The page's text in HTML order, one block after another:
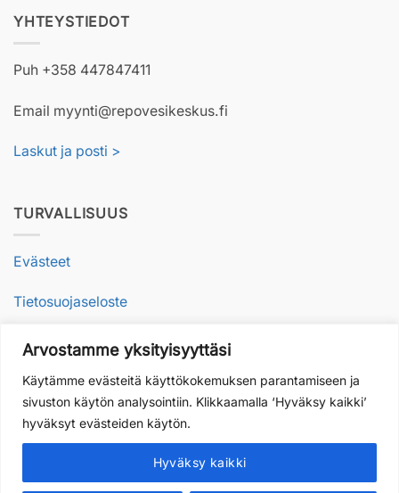
Arvostamme yksityisyyttäsi
Käytämme evästeitä käyttökokemuksen parantamiseen ja
sivuston käytön analysointiin. Klikkaamalla ‘Hyväksy kaikki’
hyväksyt evästeiden käytön.
Hyväksy kaikki
YHTEYSTIEDOT
Puh +358 447847411
Email myynti@repovesikeskus.fi
Laskut ja posti >
TURVALLISUUS
Evästeet
Tietosuojaseloste
VASTUULLISUUS
Vastuullisesti luonnossa